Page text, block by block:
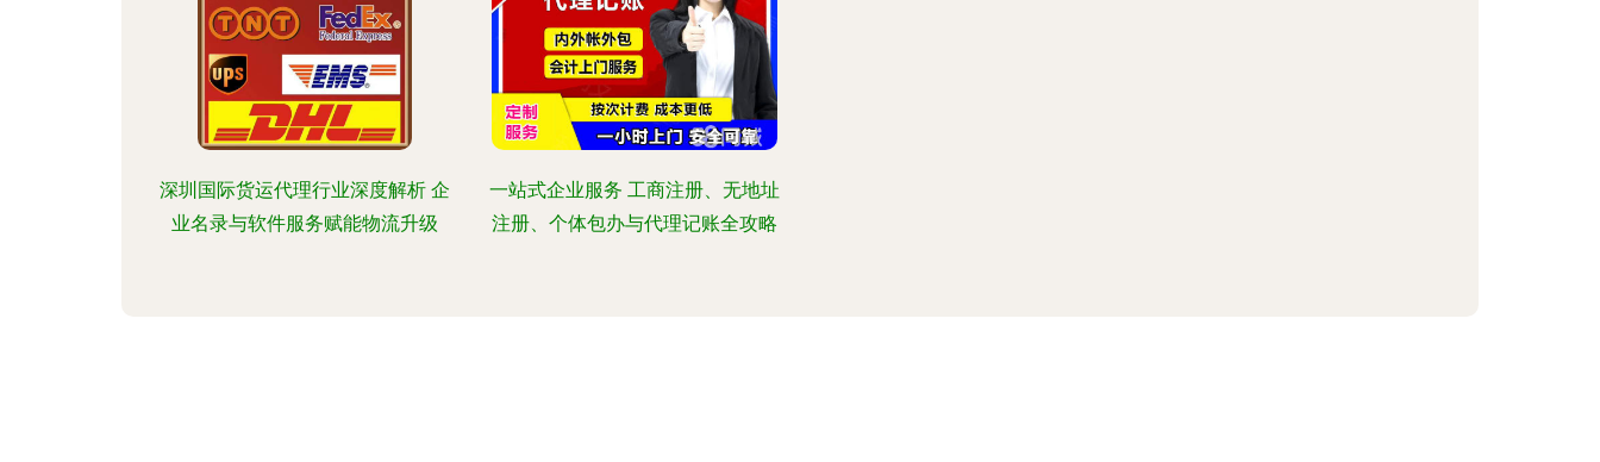
深圳国际货运代理行业深度解析 企
业名录与软件服务赋能物流升级
一站式企业服务 工商注册、无地址
注册、个体包办与代理记账全攻略